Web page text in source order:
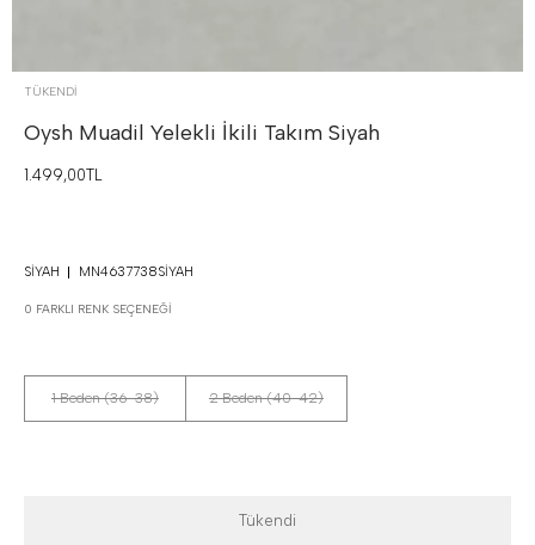
TÜKENDI
Oysh Muadil Yelekli İkili Takım Siyah
1.499,00TL
SIYAH MN4637738SIYAH
0 FARKLI RENK SEÇENEĞI
1 Beden (36-38) 2 Beden (40-42)
Tükendi